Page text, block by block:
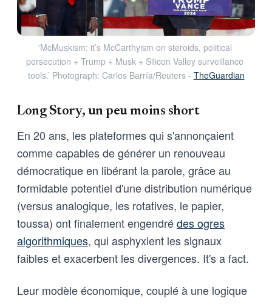
‘McMuskism: it’s McCarthyism on steroids, political
persecution + Trump + Musk + Silicon Valley surveillance
tools.’ Photograph: Carlos Barría/Reuters - TheGuardian
Long Story, un peu moins short
En 20 ans, les plateformes qui s'annonçaient
comme capables de générer un renouveau
démocratique en libérant la parole, grâce au
formidable potentiel d'une distribution numérique
(versus analogique, les rotatives, le papier,
toussa) ont finalement engendrédes ogres
algorithmiques, qui asphyxient les signaux
faibles et exacerbent les divergences. It's a fact.
Leur modèle économique, couplé à une logique